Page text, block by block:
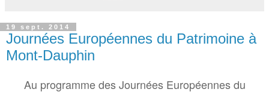
19 sept. 2014
Journées Européennes du Patrimoine à
Mont-Dauphin
Au programme des Journées Européennes du